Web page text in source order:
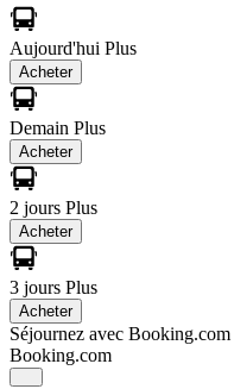
Aujourd'hui Plus
Acheter
Demain Plus
Acheter
2 jours Plus
Acheter
3 jours Plus
Acheter
Séjournez avec Booking.com
Booking.com